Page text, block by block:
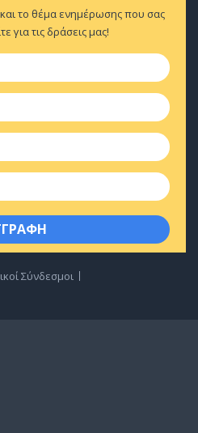
το θέμα ενημέρωσης που σας
για τις δράσεις μας!
Σύνδεσμοι